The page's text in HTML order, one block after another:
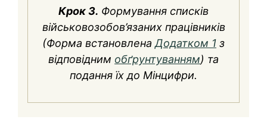
Крок 3. Формування списків
військовозобов’язаних працівників
(Форма встановленаДодатком 1 з
відповідним обґрунтуванням) та
подання їх до Мінцифри.